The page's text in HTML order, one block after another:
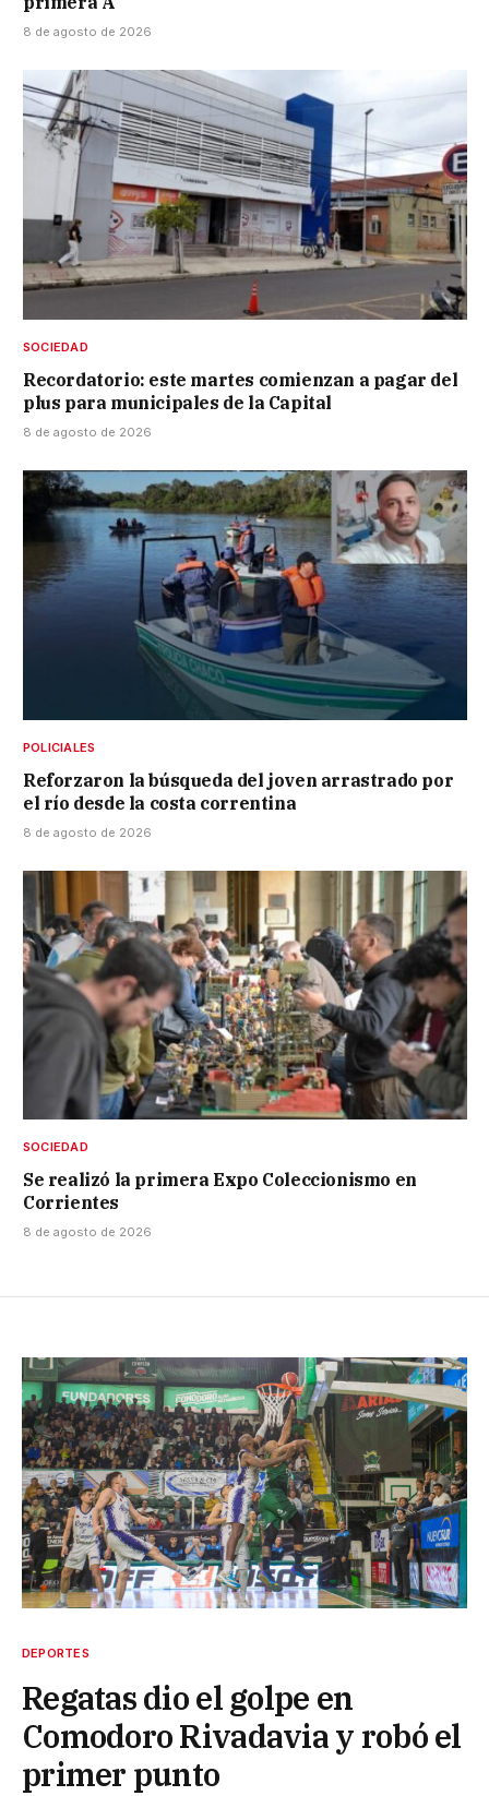
8 de agosto de 2026
SOCIEDAD
Recordatorio: este martes comienzan a pagar del
plus para municipales de la Capital
8 de agosto de 2026
POLICIALES
Reforzaron la búsqueda del joven arrastrado por
el río desde la costa correntina
8 de agosto de 2026
SOCIEDAD
Se realizó la primera Expo Coleccionismo en
Corrientes
8 de agosto de 2026
DEPORTES
Regatas dio el golpe en
Comodoro Rivadavia y robó el
primer punto